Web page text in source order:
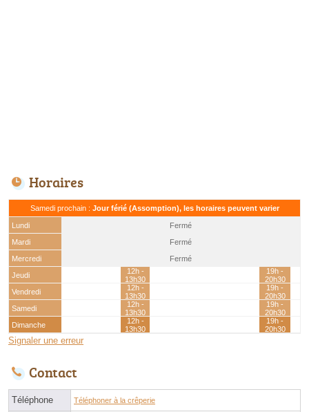
Horaires
Samedi prochain : Jour férié (Assomption), les horaires peuvent varier
Lundi
Fermé
Mardi
Fermé
Mercredi
Fermé
Jeudi
12h -
13h30
19h -
20h30
Vendredi
12h -
13h30
19h -
20h30
Samedi
12h -
13h30
19h -
20h30
Dimanche
12h -
13h30
19h -
20h30
Signaler une erreur
Contact
Téléphone Téléphoner à la crêperie